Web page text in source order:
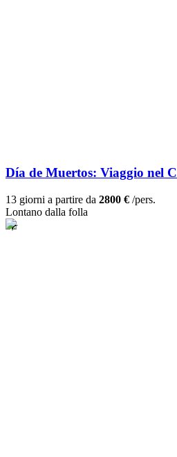
Día de Muertos: Viaggio nel
13 giorni a partire da 2800 € /pers.
Lontano dalla folla